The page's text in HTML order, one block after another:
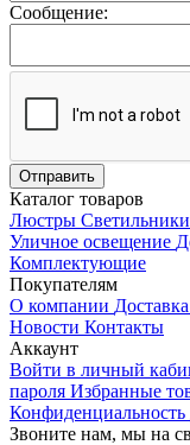
Сообщение:
Каталог товаров
Люстры Светильники
Уличное освещение
Комплектующие
Покупателям
О компании Доставка
Новости Контакты
Аккаунт
Войти в личный
пароля Избранные
Конфиденциальность
Звоните нам, мы на